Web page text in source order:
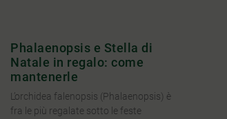
Phalaenopsis e Stella di
Natale in regalo: come
mantenerle
L’orchidea falenopsis (Phalaenopsis) è
fra le più regalate sotto le feste
IL QR CODE !